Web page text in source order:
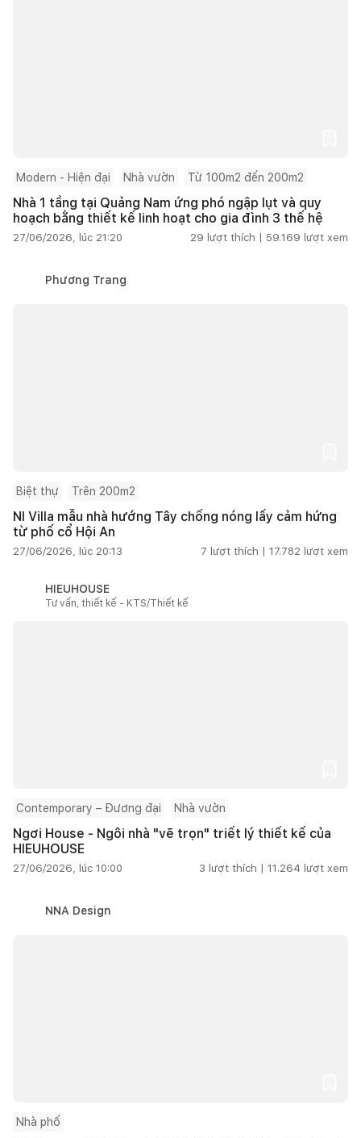
Modern - Hiện đại Nhà vườn Từ 100m2 đến 200m2
Nhà 1 tầng tại Quảng Nam ứng phó ngập lụt và quy
hoạch bằng thiết kế linh hoạt cho gia đình 3 thế hệ
27/06/2026, lúc 21:20 29 lượt thích | 59.169 lượt xem
Phương Trang
Biệt thự Trên 200m2
NI Villa mẫu nhà hướng Tây chống nóng lấy cảm hứng
từ phố cổ Hội An
27/06/2026, lúc 20:13 7 lượt thích | 17.782 lượt xem
HIEUHOUSE
Tư vấn, thiết kế - KTS/Thiết kế
Contemporary – Đương đại Nhà vườn
Ngơi House - Ngôi nhà "vẽ trọn" triết lý thiết kế của
HIEUHOUSE
27/06/2026, lúc 10:00 3 lượt thích | 11.264 lượt xem
NNA Design
Nhà phố